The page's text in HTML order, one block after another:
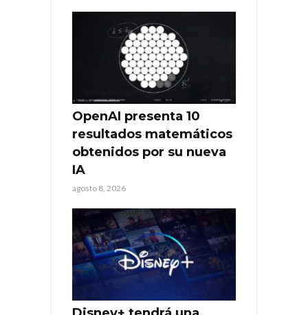
OpenAI presenta 10
resultados matemáticos
obtenidos por su nueva
IA
agosto 8, 2026